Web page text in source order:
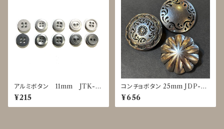
アルミボタン 11mm JTK-0
025～0029
¥215
コンチョボタン 25mm JDP-00
16
¥656